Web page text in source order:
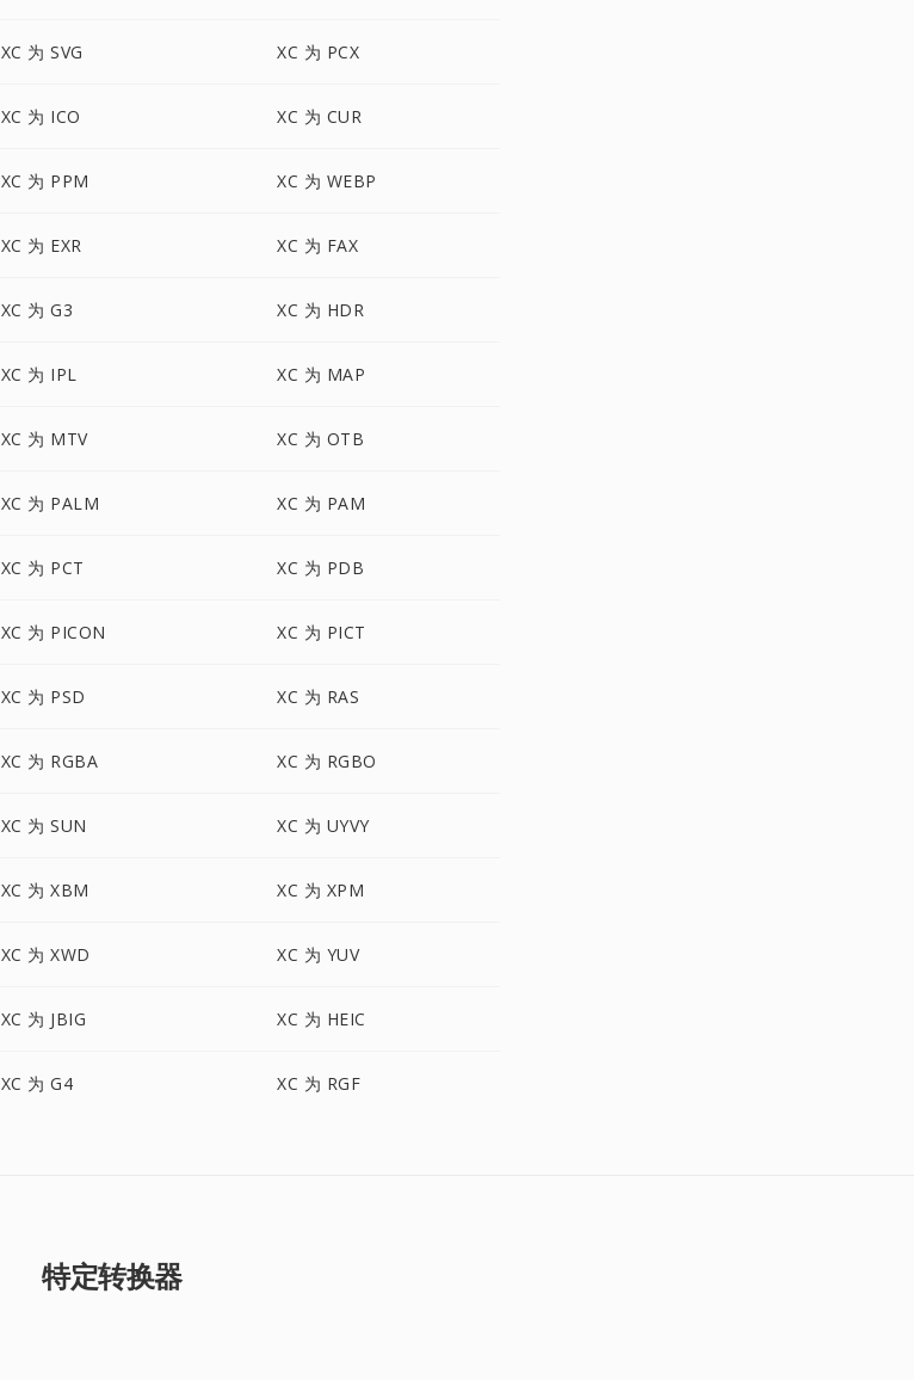
XC 为 SVG XC 为 PCX
XC 为 ICO XC 为 CUR
XC 为 PPM XC 为 WEBP
XC 为 EXR XC 为 FAX
XC 为 G3 XC 为 HDR
XC 为 IPL XC 为 MAP
XC 为 MTV XC 为 OTB
XC 为 PALM XC 为 PAM
XC 为 PCT XC 为 PDB
XC 为 PICON XC 为 PICT
XC 为 PSD XC 为 RAS
XC 为 RGBA XC 为 RGBO
XC 为 SUN XC 为 UYVY
XC 为 XBM XC 为 XPM
XC 为 XWD XC 为 YUV
XC 为 JBIG XC 为 HEIC
XC 为 G4 XC 为 RGF
特定转换器